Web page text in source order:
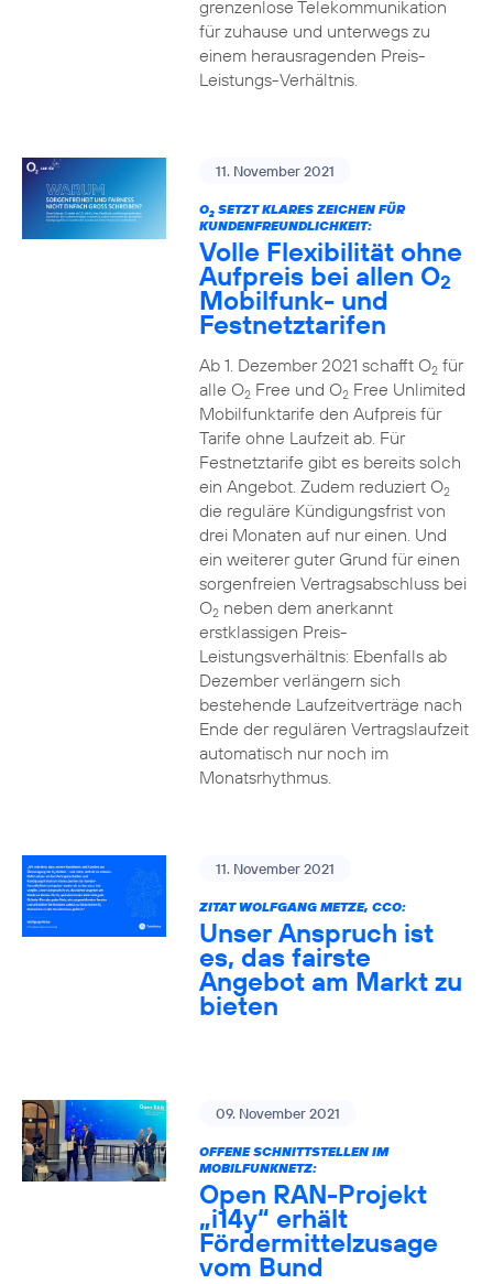
grenzenlose Telekommunikation
für zuhause und unterwegs zu
einem herausragenden Preis-
Leistungs-Verhältnis.
11. November 2021
O2SETZT KLARES ZEICHEN FÜR
KUNDENFREUNDLICHKEIT:
Volle Flexibilität ohne
Aufpreis bei allen O2
Mobilfunk- und
Festnetztarifen
Ab 1. Dezember 2021 schafft O2für
alle O2Free und O2Free Unlimited
Mobilfunktarife den Aufpreis für
Tarife ohne Laufzeit ab. Für
Festnetztarife gibt es bereits solch
ein Angebot. Zudem reduziert O2
die reguläre Kündigungsfrist von
drei Monaten auf nur einen. Und
ein weiterer guter Grund für einen
sorgenfreien Vertragsabschluss bei
O2neben dem anerkannt
erstklassigen Preis-
Leistungsverhältnis: Ebenfalls ab
Dezember verlängern sich
bestehende Laufzeitverträge nach
Ende der regulären Vertragslaufzeit
automatisch nur noch im
Monatsrhythmus.
11. November 2021
ZITAT WOLFGANG METZE, CCO:
Unser Anspruch ist
es, das fairste
Angebot am Markt zu
bieten
09. November 2021
OFFENE SCHNITTSTELLEN IM
MOBILFUNKNETZ:
Open RAN-Projekt
„i14y“ erhält
Fördermittelzusage
vom Bund